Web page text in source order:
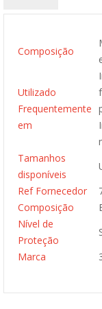
Composição
Utilizado
Frequentemente
em
Tamanhos
disponíveis
Ref Fornecedor
Composição
Nível de
Proteção
Marca